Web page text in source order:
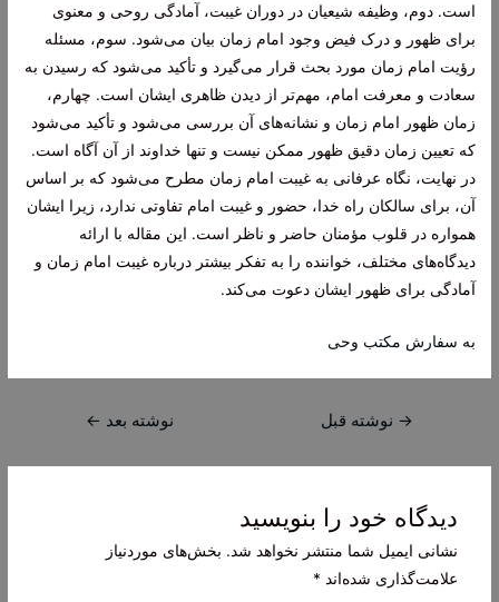
است. دوم، وظیفه شیعیان در دوران غیبت، آمادگی روحی و معنوی
برای ظهور و درک فیض وجود امام زمان بیان می‌شود. سوم، مسئله
رؤیت امام زمان مورد بحث قرار می‌گیرد و تأکید می‌شود که رسیدن به
سعادت و معرفت امام، مهم‌تر از دیدن ظاهری ایشان است. چهارم،
زمان ظهور امام زمان و نشانه‌های آن بررسی می‌شود و تأکید می‌شود
که تعیین زمان دقیق ظهور ممکن نیست و تنها خداوند از آن آگاه است.
در نهایت، نگاه عرفانی به غیبت امام زمان مطرح می‌شود که بر اساس
آن، برای سالکان راه خدا، حضور و غیبت امام تفاوتی ندارد، زیرا ایشان
همواره در قلوب مؤمنان حاضر و ناظر است. این مقاله با ارائه
دیدگاه‌های مختلف، خواننده را به تفکر بیشتر درباره غیبت امام زمان و
آمادگی برای ظهور ایشان دعوت می‌کند.
به سفارش مکتب وحی
راهبری
→ نوشته قبل نوشته بعد ←
دیدگاه‌ خود را بنویسید
نشانی ایمیل شما منتشر نخواهد شد. بخش‌های موردنیاز
علامت‌گذاری شده‌اند *